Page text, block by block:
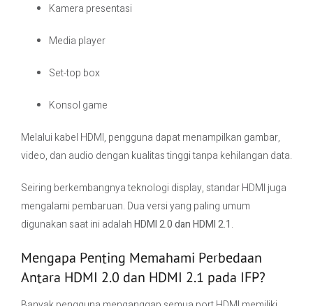
Kamera presentasi
Media player
Set-top box
Konsol game
Melalui kabel HDMI, pengguna dapat menampilkan gambar,
video, dan audio dengan kualitas tinggi tanpa kehilangan data.
Seiring berkembangnya teknologi display, standar HDMI juga
mengalami pembaruan. Dua versi yang paling umum
digunakan saat ini adalahHDMI 2.0 dan HDMI 2.1.
Mengapa Penting Memahami Perbedaan
Antara HDMI 2.0 dan HDMI 2.1 pada IFP?